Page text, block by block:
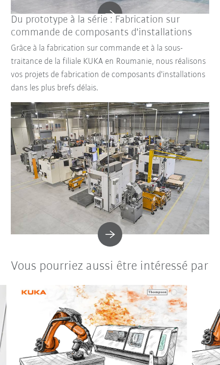
Du prototype à la série : Fabrication sur
commande de composants d'installations
Grâce à la fabrication sur commande et à la sous-
traitance de la filiale KUKA en Roumanie, nous réalisons
vos projets de fabrication de composants d'installations
dans les plus brefs délais.
Vous pourriez aussi être intéressé par